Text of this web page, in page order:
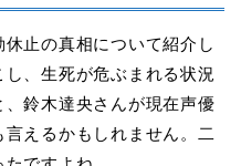
止の真相について紹介し
、生死が危ぶまれる状況
鈴木達央さんが現在声優
えるかもしれません。二